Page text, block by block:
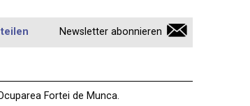
Newsletter abonnieren
Fortei de Munca.